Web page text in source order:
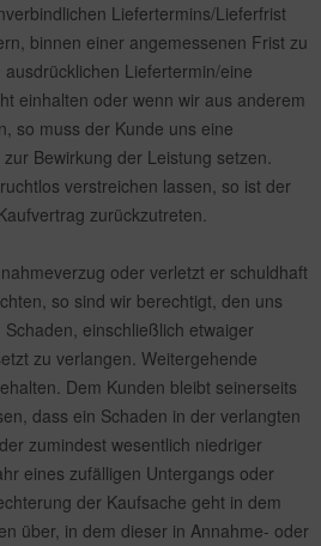
Liefertermins/Lieferfrist
binnen einer angemessenen Frist zu
Liefertermin/eine
einhalten oder wenn wir aus anderem
so muss der Kunde uns eine
Bewirkung der Leistung setzen.
verstreichen lassen, so ist der
zurückzutreten.
oder verletzt er schuldhaft
so sind wir berechtigt, den uns
einschließlich etwaiger
zu verlangen. Weitergehende
Dem Kunden bleibt seinerseits
dass ein Schaden in der verlangten
zumindest wesentlich niedriger
eines zufälligen Untergangs oder
der Kaufsache geht in dem
über, in dem dieser in Annahme- oder